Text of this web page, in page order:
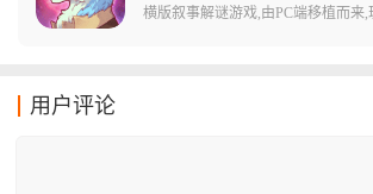
家,玩家可以获得经验和奖励升级角
横版叙事解谜游戏,由PC端移植而来
用户评论